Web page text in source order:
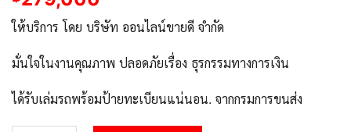
ให้บริการ โดย บริษัท ออนไลน์ขายดี จำกัด
มั่นใจในงานคุณภาพ ปลอดภัยเรื่อง ธุรกรรมทางการเงิน
ได้รับเล่มรถพร้อมป้ายทะเบียนแน่นอน. จากกรมการขนส่ง